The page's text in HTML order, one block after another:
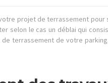
projet de terrassement
selon le cas un déblai qui
terrassement de votre